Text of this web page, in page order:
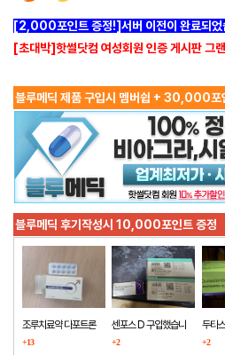
[2,000포인트 증정!]서버 이전이 완료되었
[초대박]핫썰닷컴 여성회원 인증 게시판 그
블루메딕 제품 구입시 멤버쉽 + 30,000포
블루메딕 후기작성시 10,000포인트 증정
조루치료약 다포트론
구매했습니다
+13
센포스 D 구입했습니
다
+2
두타
+2